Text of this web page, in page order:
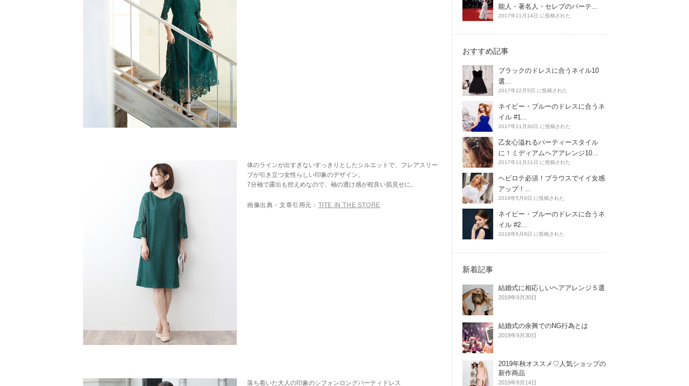
体のラインが出すぎないすっきりとしたシルエットで、フレアスリー
ブが引き立つ女性らしい印象のデザイン。
7分袖で露出も控えめなので、袖の透け感が程良い肌見せに。
画像出典・文章引用元： TITE IN THE STORE
落ち着いた大人の印象のシフォンロングパーティドレス
能人・著名人・セレブのパーテ...
2017年11月14日 に投稿された
おすすめ記事
ブラックのドレスに合うネイル10
選...
2017年12月5日 に投稿された
ネイビー・ブルーのドレスに合うネ
イル #1...
2017年11月30日 に投稿された
乙女心溢れるパーティースタイル
に！ミディアムヘアアレンジ10...
2017年11月21日 に投稿された
ヘビロテ必須！ブラウスでイイ女感
アップ！...
2019年5月9日 に投稿された
ネイビー・ブルーのドレスに合うネ
イル #2...
2018年6月8日 に投稿された
新着記事
結婚式に相応しいヘアアレンジ５選
2019年9月30日
結婚式の余興でのNG行為とは
2019年9月30日
2019年秋オススメ♡人気ショップの
新作商品
2019年9月14日